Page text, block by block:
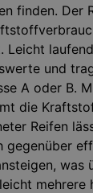
finden. Der
Leicht
und
A oder B.
die
Reifen
was
mehrere